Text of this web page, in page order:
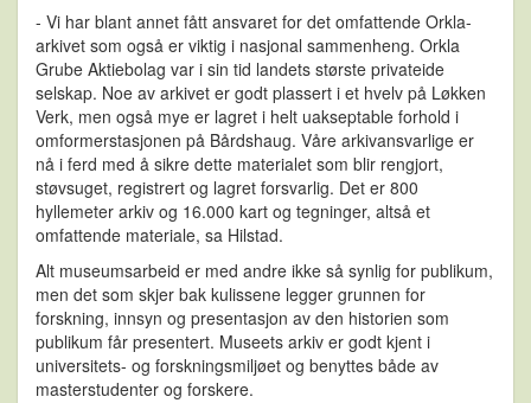
- Vi har blant annet fått ansvaret for det omfattende Orkla-
arkivet som også er viktig i nasjonal sammenheng. Orkla
Grube Aktiebolag var i sin tid landets største privateide
selskap. Noe av arkivet er godt plassert i et hvelv på Løkken
Verk, men også mye er lagret i helt uakseptable forhold i
omformerstasjonen på Bårdshaug. Våre arkivansvarlige er
nå i ferd med å sikre dette materialet som blir rengjort,
støvsuget, registrert og lagret forsvarlig. Det er 800
hyllemeter arkiv og 16.000 kart og tegninger, altså et
omfattende materiale, sa Hilstad.
Alt museumsarbeid er med andre ikke så synlig for publikum,
men det som skjer bak kulissene legger grunnen for
forskning, innsyn og presentasjon av den historien som
publikum får presentert. Museets arkiv er godt kjent i
universitets- og forskningsmiljøet og benyttes både av
masterstudenter og forskere.